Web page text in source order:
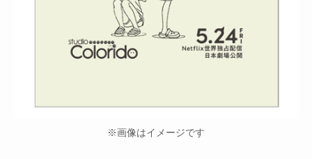
※画像はイメージです